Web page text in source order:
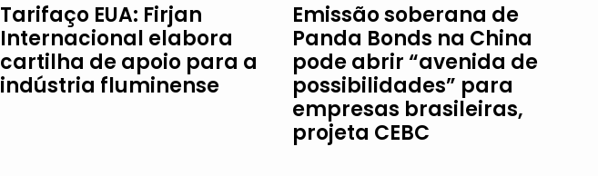
Tarifaço EUA: Firjan
Internacional elabora
cartilha de apoio para a
indústria fluminense
Emissão soberana de
Panda Bonds na China
pode abrir “avenida de
possibilidades” para
empresas brasileiras,
projeta CEBC